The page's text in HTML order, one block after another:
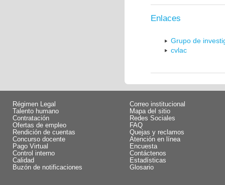
Enlaces
Grupo de
cvlac
Régimen Legal
Talento humano
Contratación
Ofertas de empleo
Rendición de cuentas
Concurso docente
Pago Virtual
Control interno
Calidad
Buzón de notificaciones
Correo institucional
Mapa del sitio
Redes Sociales
FAQ
Quejas y reclamos
Atención en línea
Encuesta
Contáctenos
Estadísticas
Glosario